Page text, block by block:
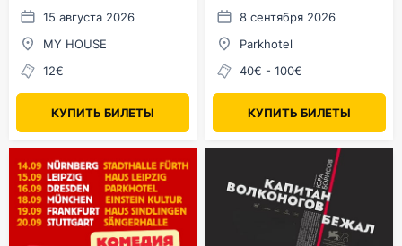
15 августа 2026
MY HOUSE
12€
КУПИТЬ БИЛЕТЫ
8 сентября 2026
Parkhotel
40€ - 100€
КУПИТЬ БИЛЕТЫ